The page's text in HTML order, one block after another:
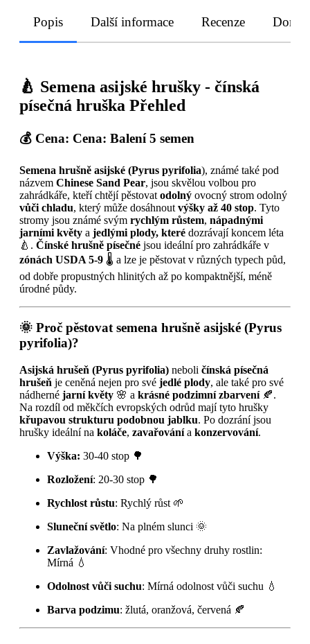
Popis Další informace Recenze
🍐 Semena asijské hrušky - čínská
písečná hruška Přehled
💰 Cena: Cena: Balení 5 semen
Semena hrušně asijské (Pyrus pyrifolia), známé také pod
názvem Chinese Sand Pear, jsou skvělou volbou pro
zahrádkáře, kteří chtějí pěstovat odolný ovocný strom odolný
vůči chladu, který může dosáhnout výšky až 40 stop. Tyto
stromy jsou známé svým rychlým růstem, nápadnými
jarními květy a jedlými plody, které dozrávají koncem léta
🍐. Čínské hrušně písečné jsou ideální pro zahrádkáře v
zónách USDA 5-9 🌡️ a lze je pěstovat v různých typech půd,
od dobře propustných hlinitých až po kompaktnější, méně
úrodné půdy.
🌞 Proč pěstovat semena hrušně asijské (Pyrus
pyrifolia)?
Asijská hrušeň (Pyrus pyrifolia) neboli čínská písečná
hrušeň je ceněná nejen pro své jedlé plody, ale také pro své
nádherné jarní květy 🌸 a krásné podzimní zbarvení🍂.
Na rozdíl od měkčích evropských odrůd mají tyto hrušky
křupavou strukturu podobnou jablku. Po dozrání jsou
hrušky ideální na koláče, zavařovánía konzervování.
Výška: 30-40 stop 🌳
Rozložení: 20-30 stop 🌳
Rychlost růstu: Rychlý růst 🌱
Sluneční světlo: Na plném slunci 🌞
Zavlažování: Vhodné pro všechny druhy rostlin:
Mírná 💧
Odolnost vůči suchu: Mírná odolnost vůči suchu 💧
Barva podzimu: žlutá, oranžová, červená 🍂